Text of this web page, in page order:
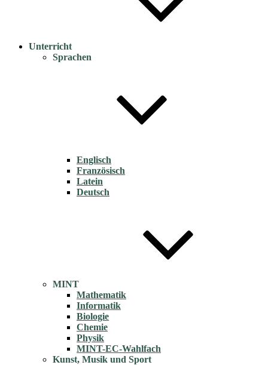
Unterricht
Sprachen
Englisch
Französisch
Latein
Deutsch
MINT
Mathematik
Informatik
Biologie
Chemie
Physik
MINT-EC-Wahlfach
Kunst, Musik und Sport